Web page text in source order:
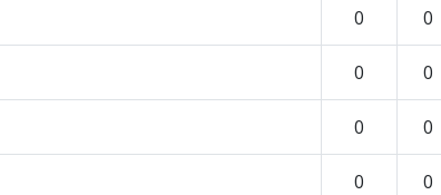
0 0
0 0
0 0
0 0